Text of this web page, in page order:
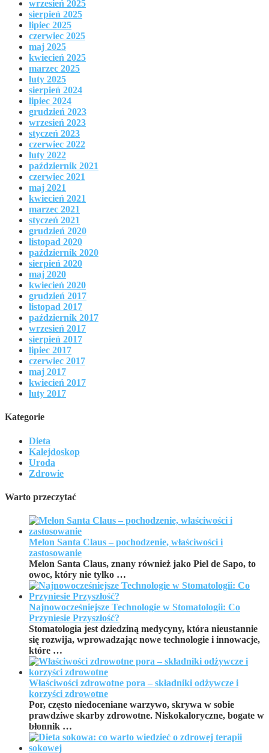
wrzesień 2025
sierpień 2025
lipiec 2025
czerwiec 2025
maj 2025
kwiecień 2025
marzec 2025
luty 2025
sierpień 2024
lipiec 2024
grudzień 2023
wrzesień 2023
styczeń 2023
czerwiec 2022
luty 2022
październik 2021
czerwiec 2021
maj 2021
kwiecień 2021
marzec 2021
styczeń 2021
grudzień 2020
listopad 2020
październik 2020
sierpień 2020
maj 2020
kwiecień 2020
grudzień 2017
listopad 2017
październik 2017
wrzesień 2017
sierpień 2017
lipiec 2017
czerwiec 2017
maj 2017
kwiecień 2017
luty 2017
Kategorie
Dieta
Kalejdoskop
Uroda
Zdrowie
Warto przeczytać
Melon Santa Claus – pochodzenie, właściwości i
zastosowanie
Melon Santa Claus, znany również jako Piel de Sapo, to
owoc, który nie tylko …
Najnowocześniejsze Technologie w Stomatologii: Co
Przyniesie Przyszłość?
Stomatologia jest dziedziną medycyny, która nieustannie
się rozwija, wprowadzając nowe technologie i innowacje,
które …
Właściwości zdrowotne pora – składniki odżywcze i
korzyści zdrowotne
Por, często niedoceniane warzywo, skrywa w sobie
prawdziwe skarby zdrowotne. Niskokaloryczne, bogate w
błonnik …